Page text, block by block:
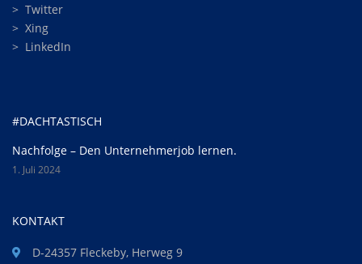
> Twitter
> Xing
> LinkedIn
#DACHTASTISCH
Nachfolge – Den Unternehmerjob lernen.
1. Juli 2024
KONTAKT
D-24357 Fleckeby, Herweg 9